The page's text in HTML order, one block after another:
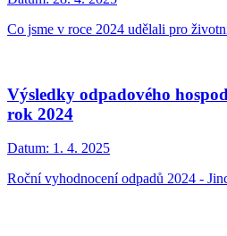
Co jsme v roce 2024 udělali pro
Výsledky odpadového
rok 2024
Datum: 1. 4. 2025
Roční vyhodnocení odpadů 2024 -